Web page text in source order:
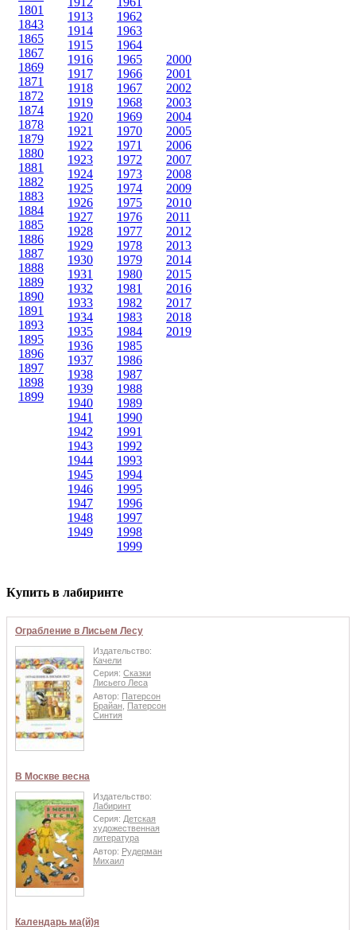
1801
1843
1865
1867
1869
1871
1872
1874
1878
1879
1880
1881
1882
1883
1884
1885
1886
1887
1888
1889
1890
1891
1893
1895
1896
1897
1898
1899
1913
1914
1915
1916
1917
1918
1919
1920
1921
1922
1923
1924
1925
1926
1927
1928
1929
1930
1931
1932
1933
1934
1935
1936
1937
1938
1939
1940
1941
1942
1943
1944
1945
1946
1947
1948
1949
1962
1963
1964
1965
1966
1967
1968
1969
1970
1971
1972
1973
1974
1975
1976
1977
1978
1979
1980
1981
1982
1983
1984
1985
1986
1987
1988
1989
1990
1991
1992
1993
1994
1995
1996
1997
1998
1999
2000
2001
2002
2003
2004
2005
2006
2007
2008
2009
2010
2011
2012
2013
2014
2015
2016
2017
2018
2019
Купить в лабиринте
Ограбление в Лисьем Лесу
Издательство:
Качели
Серия: Сказки
Лисьего Леса
Автор: Патерсон
Брайан Патерсон
Синтия
В Москве весна
Издательство:
Лабиринт
Серия: Детская
художественная
литература
Автор: Рудерман
Михаил
Календарь ма(й)я